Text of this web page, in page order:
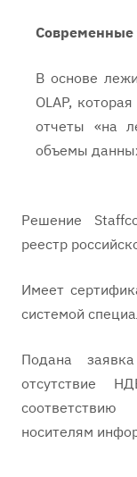
Современные
В основе
OLAP,
отчеты «на
объемы
Решение
реестр
Имеет
системой
Подана
отсутствие
носителям